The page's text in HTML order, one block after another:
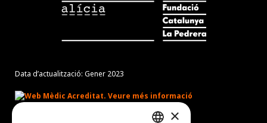
Data d’actualització: Gener 2023
×